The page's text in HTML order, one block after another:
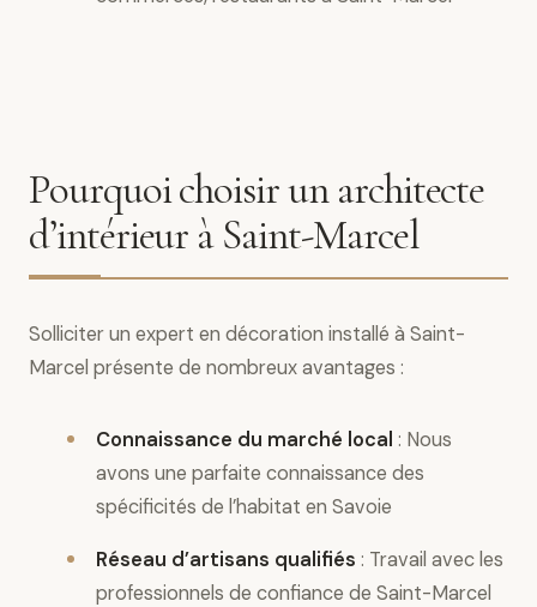
Pourquoi choisir un architecte
d’intérieur à Saint-Marcel
Solliciter un expert en décoration installé à Saint-
Marcel présente de nombreux avantages :
Connaissance du marché local : Nous
avons une parfaite connaissance des
spécificités de l’habitat en Savoie
Réseau d’artisans qualifiés : Travail avec les
professionnels de confiance de Saint-Marcel